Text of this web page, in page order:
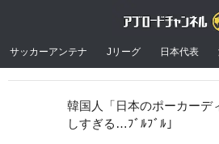
サッカーアンテナ Jリーグ 日本代表
韓国人「日本のポーカーデ
しすぎる…ﾌﾞﾙﾌﾞﾙ」